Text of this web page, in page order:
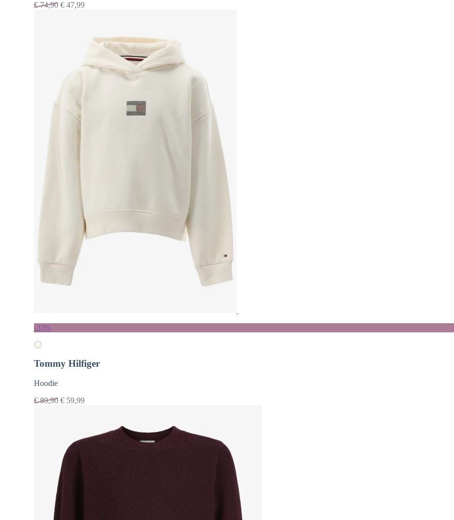
€74,90 €47,99
-33%
Tommy Hilfiger
Hoodie
€89,90 €59,99